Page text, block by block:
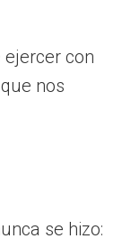
ejercer con
nos
se hizo: